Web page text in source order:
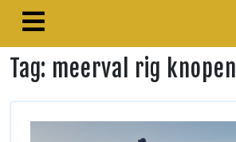
Tag: meerval rig knopen